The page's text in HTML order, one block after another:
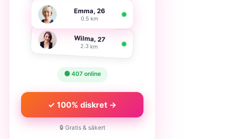
Emma, 26
0.5 km
Wilma, 27
2.3 km
🟢 407 online
✓ 100% diskret →
🔒 Gratis & säkert